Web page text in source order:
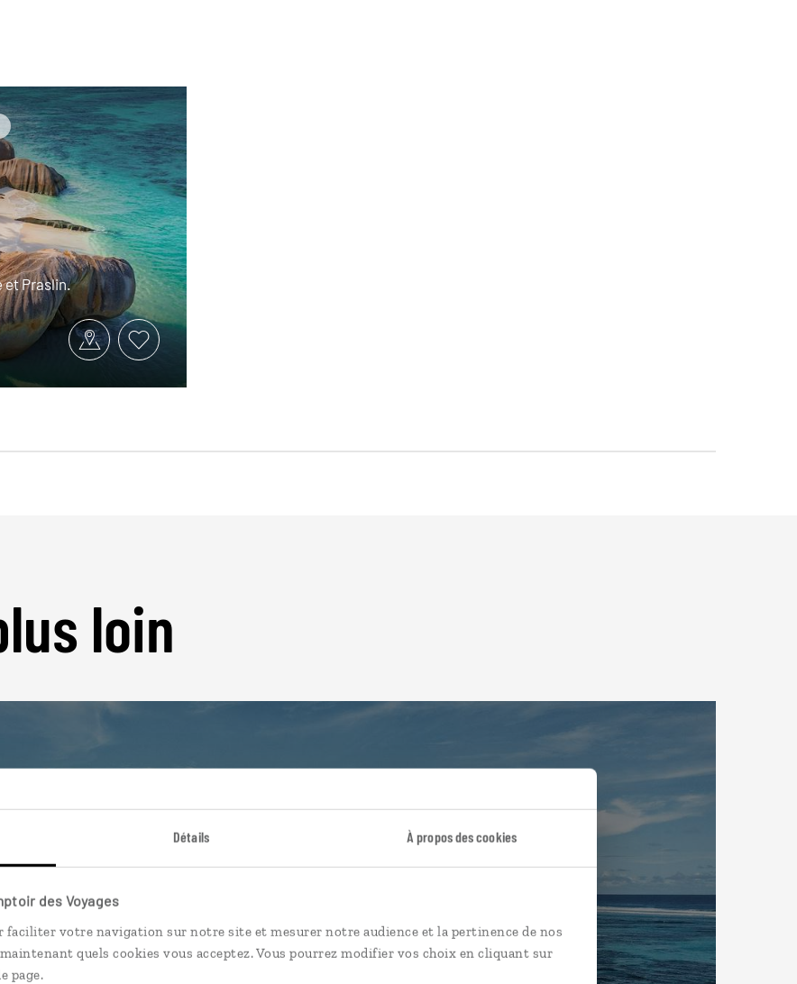
Détails À propos des cookies
des Voyages
faciliter votre navigation sur notre site et mesurer notre audience et la pertinence de nos
quels cookies vous acceptez. Vous pourrez modifier vos choix en cliquant sur
page.
et Praslin.
loin
Seychelles